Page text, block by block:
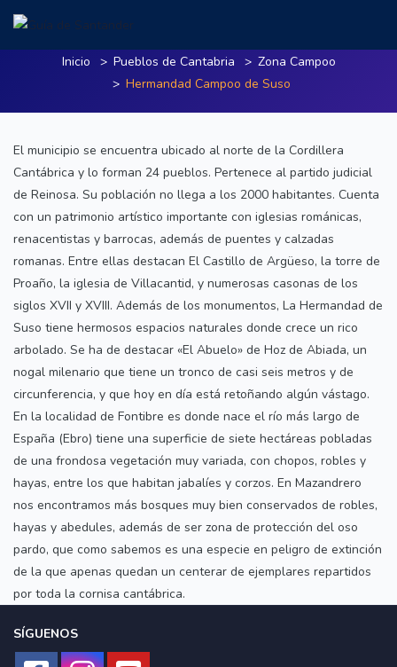
Hermandad Campoo de Suso
Inicio Pueblos de Cantabria
Zona Campoo
Hermandad Campoo de Suso
El municipio se encuentra ubicado al norte de la Cordillera
Cantábrica y lo forman 24 pueblos. Pertenece al partido judicial
de Reinosa. Su población no llega a los 2000 habitantes. Cuenta
con un patrimonio artístico importante con iglesias románicas,
renacentistas y barrocas, además de puentes y calzadas
romanas. Entre ellas destacan El Castillo de Argüeso, la torre de
Proaño, la iglesia de Villacantid, y numerosas casonas de los
siglos XVII y XVIII. Además de los monumentos, La Hermandad de
Suso tiene hermosos espacios naturales donde crece un rico
arbolado. Se ha de destacar «El Abuelo» de Hoz de Abiada, un
nogal milenario que tiene un tronco de casi seis metros y de
circunferencia, y que hoy en día está retoñando algún vástago.
En la localidad de Fontibre es donde nace el río más largo de
España (Ebro) tiene una superficie de siete hectáreas pobladas
de una frondosa vegetación muy variada, con chopos, robles y
hayas, entre los que habitan jabalíes y corzos. En Mazandrero
nos encontramos más bosques muy bien conservados de robles,
hayas y abedules, además de ser zona de protección del oso
pardo, que como sabemos es una especie en peligro de extinción
de la que apenas quedan un centerar de ejemplares repartidos
por toda la cornisa cantábrica.
SÍGUENOS